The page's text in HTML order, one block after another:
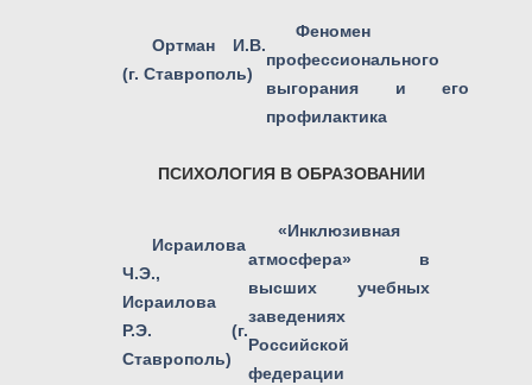
Ортман И.В.
(г. Ставрополь)
Феномен
профессионального
выгорания и его
профилактика
ПСИХОЛОГИЯ В ОБРАЗОВАНИИ
Исраилова
Ч.Э.,
Исраилова
Р.Э. (г.
Ставрополь)
«Инклюзивная
атмосфера» в
высших учебных
заведениях
Российской
федерации